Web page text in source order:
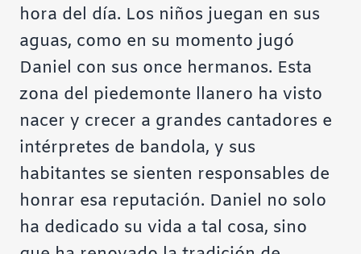
hora del día. Los niños juegan en sus
aguas, como en su momento jugó
Daniel con sus once hermanos. Esta
zona del piedemonte llanero ha visto
nacer y crecer a grandes cantadores e
intérpretes de bandola, y sus
habitantes se sienten responsables de
honrar esa reputación. Daniel no solo
ha dedicado su vida a tal cosa, sino